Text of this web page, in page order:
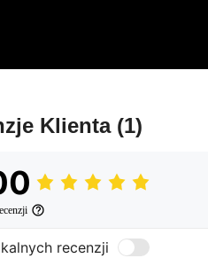
Klienta (1)
recenzji